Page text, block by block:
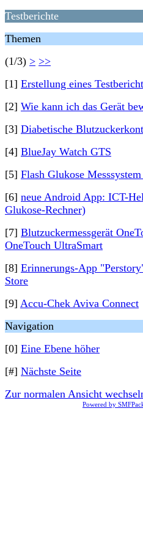
Testberichte
Themen
(1/3) > >>
[1] Erstellung eines
[2] Wie kann ich das Gerät
[3] Diabetische
[4] BlueJay Watch GTS
[5] Flash Glukose
[6] neue Android App: ICT-
Glukose-Rechner)
[7] Blutzuckermessgerät
OneTouch UltraSmart
[8] Erinnerungs-App
Store
[9] Accu-Chek Aviva Connect
Navigation
[0] Eine Ebene höher
[#] Nächste Seite
Zur normalen Ansicht
Powered by